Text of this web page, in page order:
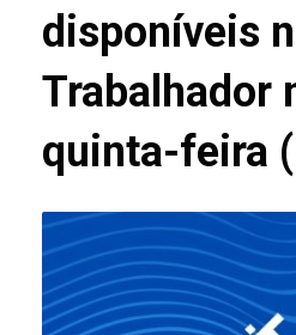
disponíveis
Trabalhador
quinta-feira